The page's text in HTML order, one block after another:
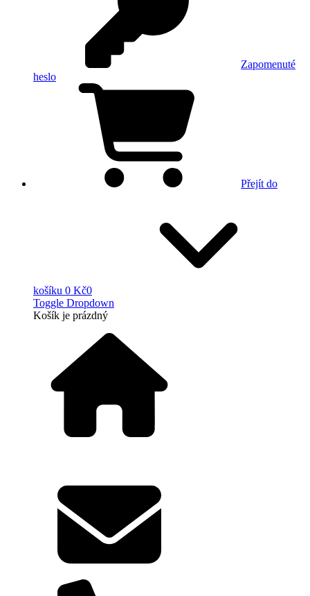
Zapomenuté
heslo
Přejít do
košíku 0 Kč0
Toggle Dropdown
Košík je prázdný